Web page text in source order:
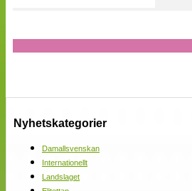
Nyhetskategorier
Damallsvenskan
Internationellt
Landslaget